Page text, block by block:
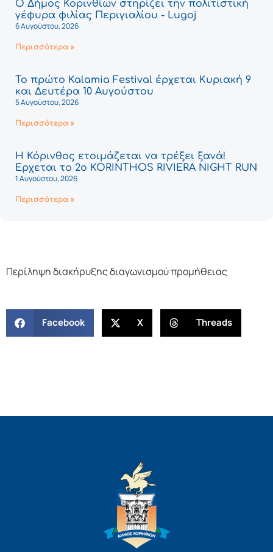
Ο Δήμος Κορινθίων στηρίζει την πολιτιστική
γέφυρα φιλίας Περιγιαλίου - Lugoj
6 Αυγούστου, 2026
Περισσότερα »
Το πρώτο Kalamia Festival έρχεται Κυριακή 9
και Δευτέρα 10 Αυγούστου
5 Αυγούστου, 2026
Περισσότερα »
Η Κόρινθος ετοιμάζεται να τρέξει ξανά!
Έρχεται το 2ο KORINTHOS RIVIERA NIGHT RUN
1 Αυγούστου, 2026
Περισσότερα »
Περίληψη διακήρυξης διαγωνισμού προμήθειας
Facebook X Threads